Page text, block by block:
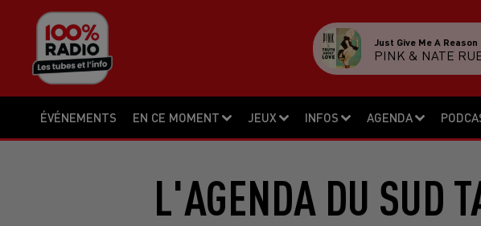
ÉVÉNEMENTS EN CE MOMENT JEUX INFOS AGENDA
Just Give Me A Reason
PINK & NATE
L'AGENDA DU SUD